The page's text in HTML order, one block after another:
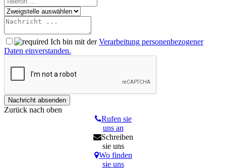
Ich bin mit derVerarbeitung personenbezogener
Daten einverstanden.
Zurück nach oben
Rufen sie
uns an
Schreiben
sie uns
Wo finden
sie uns